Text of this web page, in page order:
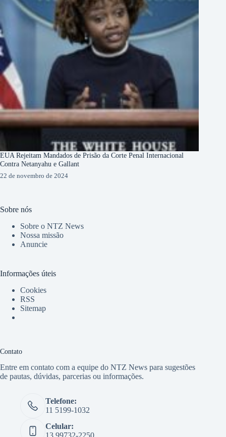
EUA Rejeitam Mandados de Prisão da Corte Penal Internacional
Contra Netanyahu e Gallant
22 de novembro de 2024
Sobre nós
Sobre o NTZ News
Nossa missão
Anuncie
Informações úteis
Cookies
RSS
Sitemap
Contato
Entre em contato com a equipe do NTZ News para sugestões
de pautas, dúvidas, parcerias ou informações.
Telefone:
11 5199-1032
Celular:
13 99732-2250